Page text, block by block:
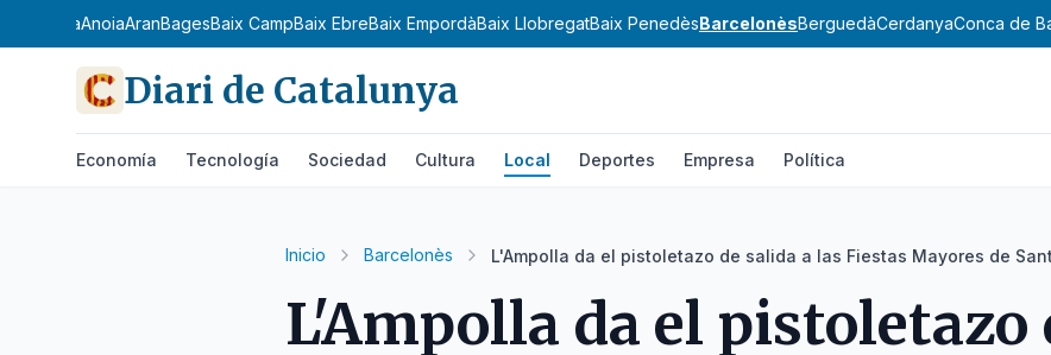
AnoiaAranBagesBaix CampBaix EbreBaix EmpordàBaix LlobregatBaix PenedèsBarcelonèsBerguedàCerdanyaConca de
Diari de Catalunya
Economía Tecnología Sociedad Cultura Local Deportes Empresa Política
Inicio Barcelonès L'Ampolla da el pistoletazo de salida a las Fiestas Mayores de
L'Ampolla da el pistoletazo